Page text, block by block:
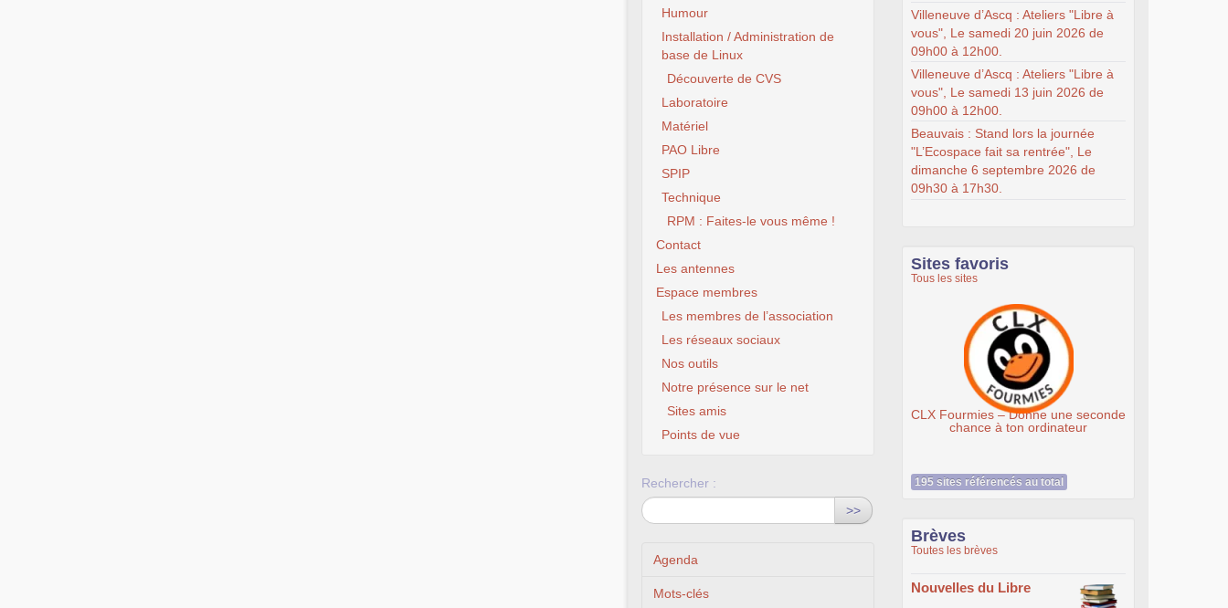
Humour
Installation / Administration de
base de Linux
Découverte de CVS
Laboratoire
Matériel
PAO Libre
SPIP
Technique
RPM : Faites-le vous même !
Contact
Les antennes
Espace membres
Les membres de l’association
Les réseaux sociaux
Nos outils
Notre présence sur le net
Sites amis
Points de vue
Rechercher :
>>
Agenda
Mots-clés
Villeneuve d’Ascq : Ateliers "Libre à
vous", Le samedi 20 juin 2026 de
09h00 à 12h00.
Villeneuve d’Ascq : Ateliers "Libre à
vous", Le samedi 13 juin 2026 de
09h00 à 12h00.
Beauvais : Stand lors la journée
"L’Ecospace fait sa rentrée", Le
dimanche 6 septembre 2026 de
09h30 à 17h30.
Sites favoris
Tous les sites
CLX Fourmies – Donne une seconde
chance à ton ordinateur
195 sites référencés au total
Brèves
Toutes les brèves
Nouvelles du Libre